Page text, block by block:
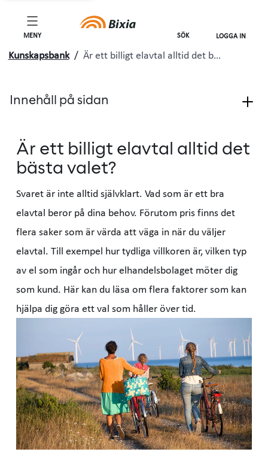
MENY SÖK LOGGA IN
Kunskapsbank / Är ett billigt elavtal alltid det b…
Innehåll på sidan
Är ett billigt elavtal alltid det
bästa valet?
Svaret är inte alltid självklart. Vad som är ett bra
elavtal beror på dina behov. Förutom pris finns det
flera saker som är värda att väga in när du väljer
elavtal. Till exempel hur tydliga villkoren är, vilken typ
av el som ingår och hur elhandelsbolaget möter dig
som kund. Här kan du läsa om flera faktorer som kan
hjälpa dig göra ett val som håller över tid.